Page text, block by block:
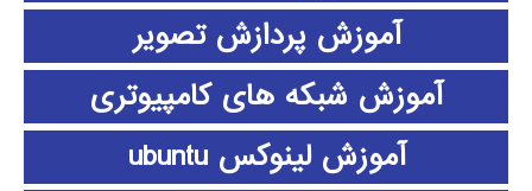
آموزش پردازش تصویر
آموزش شبکه های کامپیوتری
آموزش لینوکس ubuntu